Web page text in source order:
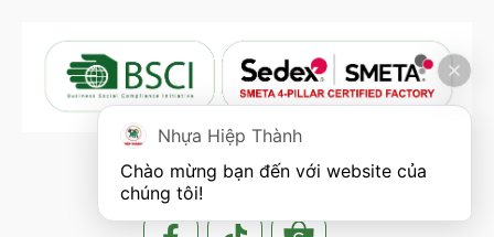
FOLLOW US
Nhựa Hiệp Thành
Chào mừng bạn đến với website của
chúng tôi!